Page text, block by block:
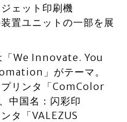
ェット印刷機
置ユニットの一部を展
「We Innovate. You
」がテーマ。
リンタ「ComColor
中国名：闪彩印
タ「VALEZUS